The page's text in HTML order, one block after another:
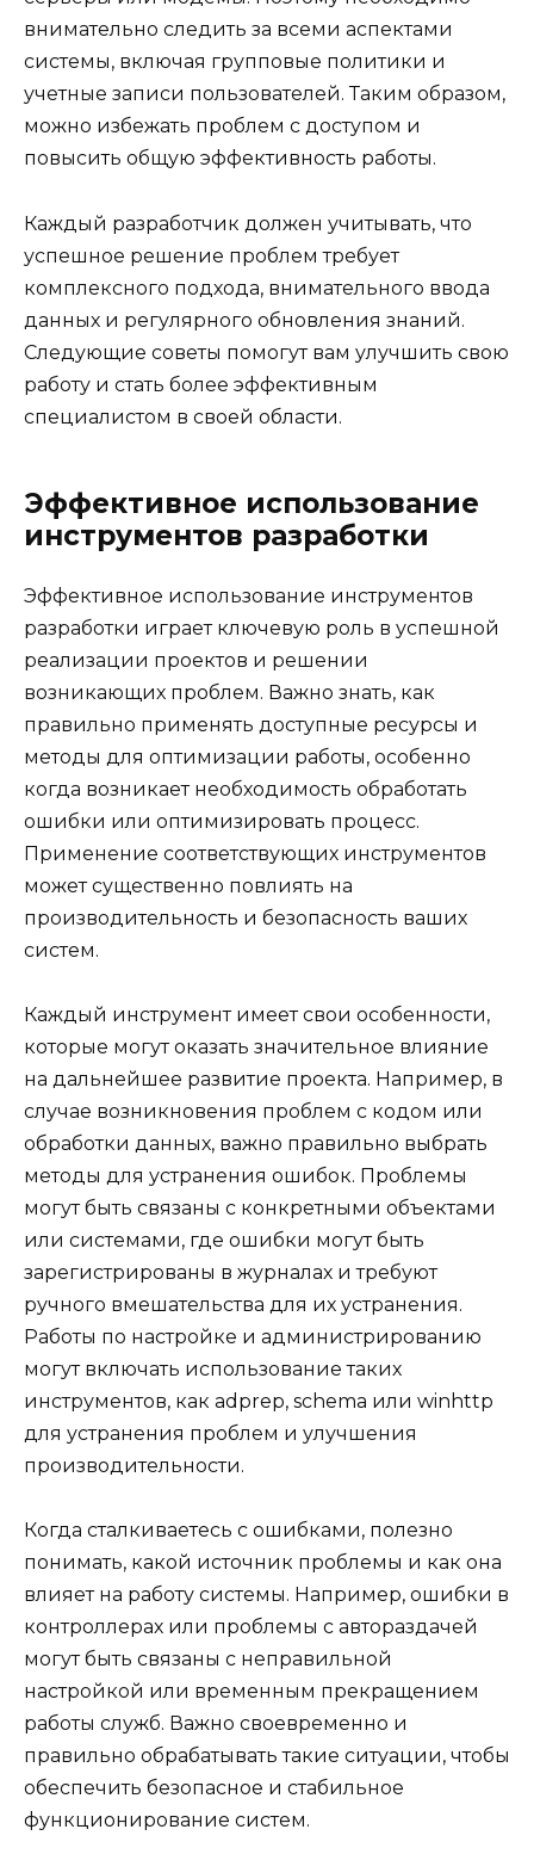
внимательно следить за всеми аспектами
системы, включая групповые политики и
учетные записи пользователей. Таким образом,
можно избежать проблем с доступом и
повысить общую эффективность работы.
Каждый разработчик должен учитывать, что
успешное решение проблем требует
комплексного подхода, внимательного ввода
данных и регулярного обновления знаний.
Следующие советы помогут вам улучшить свою
работу и стать более эффективным
специалистом в своей области.
Эффективное использование
инструментов разработки
Эффективное использование инструментов
разработки играет ключевую роль в успешной
реализации проектов и решении
возникающих проблем. Важно знать, как
правильно применять доступные ресурсы и
методы для оптимизации работы, особенно
когда возникает необходимость обработать
ошибки или оптимизировать процесс.
Применение соответствующих инструментов
может существенно повлиять на
производительность и безопасность ваших
систем.
Каждый инструмент имеет свои особенности,
которые могут оказать значительное влияние
на дальнейшее развитие проекта. Например, в
случае возникновения проблем с кодом или
обработки данных, важно правильно выбрать
методы для устранения ошибок. Проблемы
могут быть связаны с конкретными объектами
или системами, где ошибки могут быть
зарегистрированы в журналах и требуют
ручного вмешательства для их устранения.
Работы по настройке и администрированию
могут включать использование таких
инструментов, как adprep, schema или winhttp
для устранения проблем и улучшения
производительности.
Когда сталкиваетесь с ошибками, полезно
понимать, какой источник проблемы и как она
влияет на работу системы. Например, ошибки в
контроллерах или проблемы с автораздачей
могут быть связаны с неправильной
настройкой или временным прекращением
работы служб. Важно своевременно и
правильно обрабатывать такие ситуации, чтобы
обеспечить безопасное и стабильное
функционирование систем.